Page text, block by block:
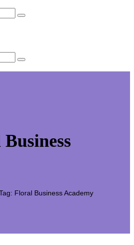
Floral Business Academy